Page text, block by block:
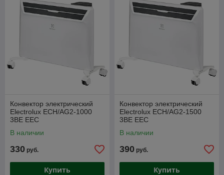
Конвектор электрический
Electrolux ECH/AG2-1000
3BE EEC
В наличии
330 руб.
Купить
Конвектор электрический
Electrolux ECH/AG2-1500
3BE EEC
В наличии
390 руб.
Купить